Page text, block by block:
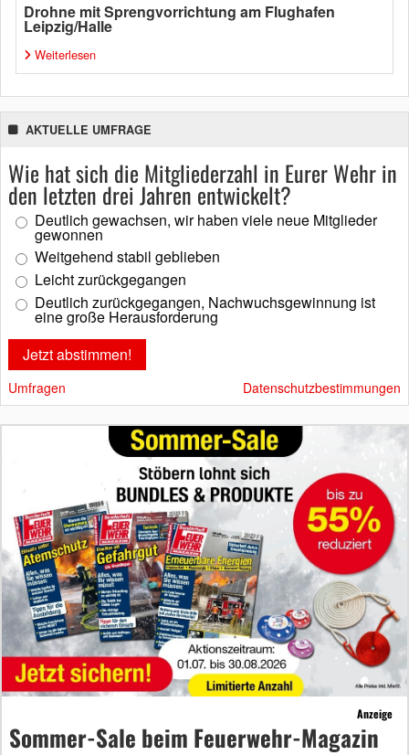
Drohne mit Sprengvorrichtung am Flughafen
Leipzig/Halle
Weiterlesen
AKTUELLE UMFRAGE
Wie hat sich die Mitgliederzahl in Eurer Wehr in
den letzten drei Jahren entwickelt?
Deutlich gewachsen, wir haben viele neue Mitglieder
gewonnen
Weitgehend stabil geblieben
Leicht zurückgegangen
Deutlich zurückgegangen, Nachwuchsgewinnung ist
eine große Herausforderung
Umfragen Datenschutzbestimmungen
Anzeige
Sommer-Sale beim Feuerwehr-Magazin